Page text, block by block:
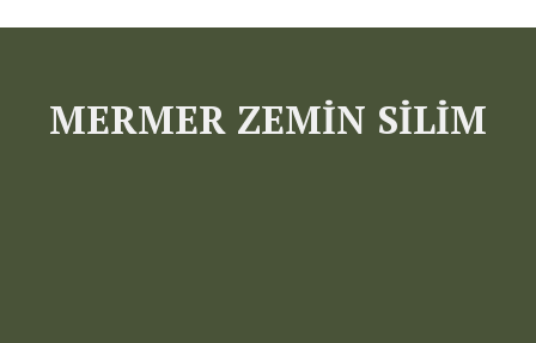
MERMER ZEMİN SİLİM